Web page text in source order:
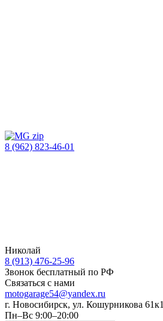
8 (962) 823-46-01
Николай
8 (913) 476-25-96
Звонок бесплатный по РФ
Связаться с нами
motogarage54@yandex.ru
г. Новосибирск, ул. Кошурникова 61к1
Пн–Вс 9:00–20:00